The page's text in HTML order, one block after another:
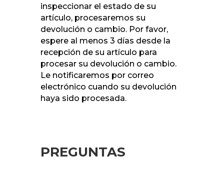
inspeccionar el estado de su
artículo, procesaremos su
devolución o cambio. Por favor,
espere al menos 3 días desde la
recepción de su artículo para
procesar su devolución o cambio.
Le notificaremos por correo
electrónico cuando su devolución
haya sido procesada.
PREGUNTAS